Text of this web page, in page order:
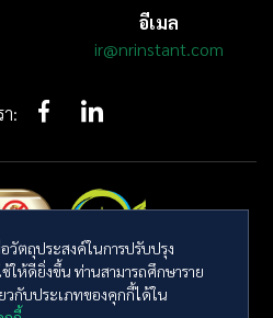
วัตถุประสงค์ในการปรับปรุง
ให้ดียิ่งขึ้น ท่านสามารถศึกษาราย
วกับประเภทของคุกกี้ได้ใน
อีเมล
ir@nrinstant.com
:
าร์ อินสแตนท์ โปรดิวซ์ จำกัด (มหาชน)